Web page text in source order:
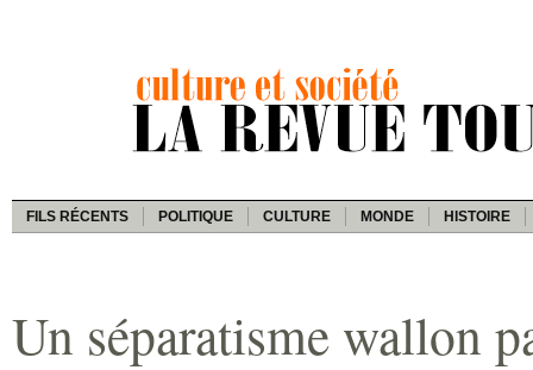
FILS RÉCENTS POLITIQUE CULTURE MONDE HISTOIRE
Un séparatisme wallon